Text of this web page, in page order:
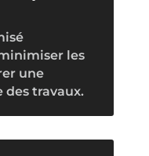
les
une
travaux.